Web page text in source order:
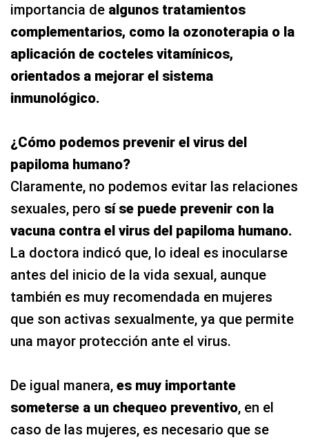
importancia de algunos tratamientos
complementarios, como la ozonoterapia o la
aplicación de cocteles vitamínicos,
orientados a mejorar el sistema
inmunológico.
¿Cómo podemos prevenir el virus del
papiloma humano?
Claramente, no podemos evitar las relaciones
sexuales, pero sí se puede prevenir con la
vacuna contra el virus del papiloma humano.
La doctora indicó que, lo ideal es inocularse
antes del inicio de la vida sexual, aunque
también es muy recomendada en mujeres
que son activas sexualmente, ya que permite
una mayor protección ante el virus.
De igual manera, es muy importante
someterse a un chequeo preventivo, en el
caso de las mujeres, es necesario que se